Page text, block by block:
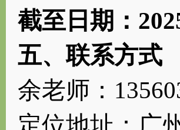
截至日期： 20
五、联系方式
余老师：